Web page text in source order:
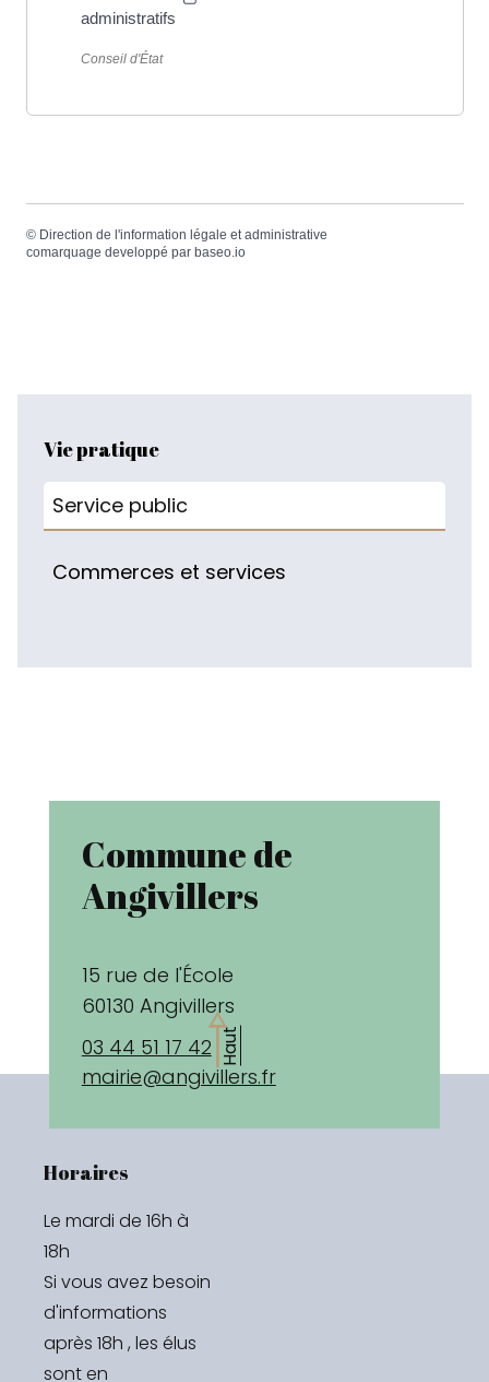
Vie pratique
Service public
Commerces et services
administratifs
Conseil d'État
© Direction de l'information légale et administrative
comarquage developpé par baseo.io
Commune de
Angivillers
15 rue de l'École
60130 Angivillers
03 44 51 17 42
mairie@angivillers.fr
Haut
Horaires
Le mardi de 16h à
18h
Si vous avez besoin
d'informations
après 18h , les élus
sont en